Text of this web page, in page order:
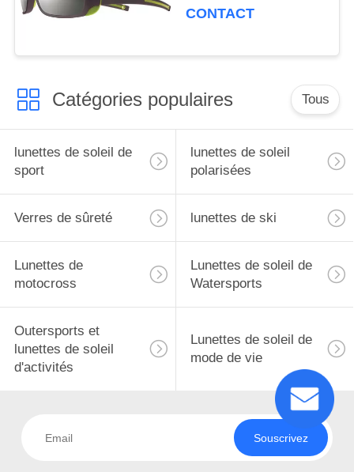
de soleil d'alpinisme
CONTACT
Catégories populaires Tous
lunettes de soleil de
sport
lunettes de soleil
polarisées
Verres de sûreté lunettes de ski
Lunettes de
motocross
Lunettes de soleil de
Watersports
Outersports et
lunettes de soleil
d'activités
Lunettes de soleil de
mode de vie
Souscrivez